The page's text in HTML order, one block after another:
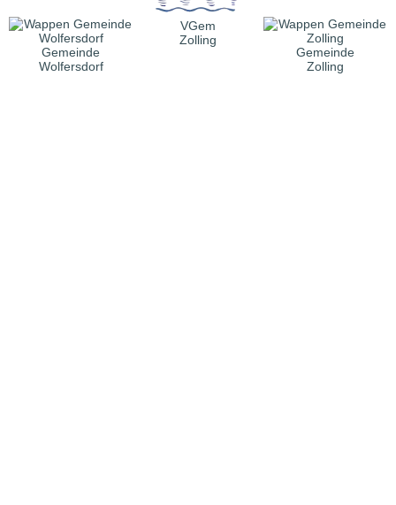
VGem
Zolling
Gemeinde
Wolfersdorf
Gemeinde
Zolling